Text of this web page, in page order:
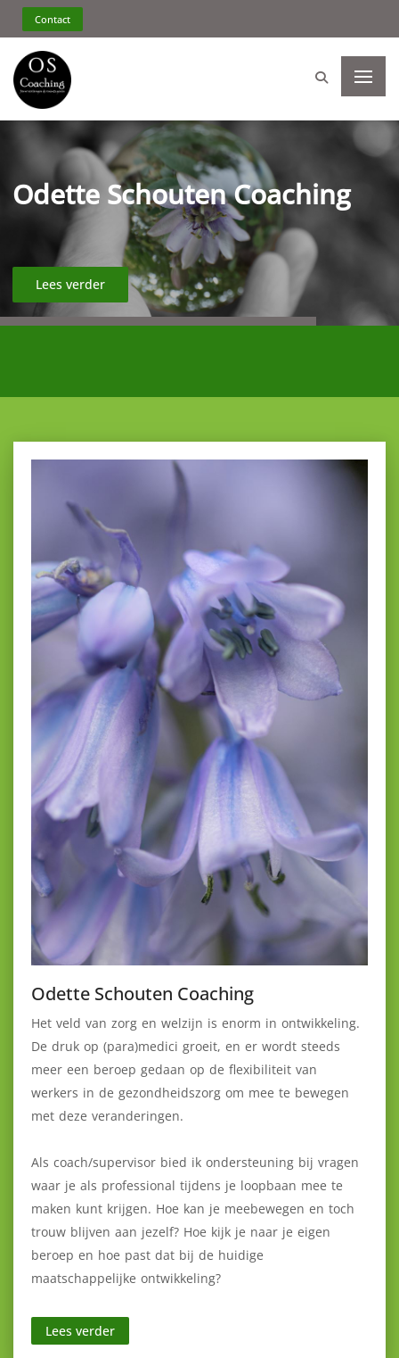
Odette Schouten Coaching
Contact
Odette Schouten Coaching
Lees verder
Odette Schouten Coaching
Het veld van zorg en welzijn is enorm in ontwikkeling.
De druk op (para)medici groeit, en er wordt steeds
meer een beroep gedaan op de flexibiliteit van
werkers in de gezondheidszorg om mee te bewegen
met deze veranderingen.
Als coach/supervisor bied ik ondersteuning bij vragen
waar je als professional tijdens je loopbaan mee te
maken kunt krijgen. Hoe kan je meebewegen en toch
trouw blijven aan jezelf? Hoe kijk je naar je eigen
beroep en hoe past dat bij de huidige
maatschappelijke ontwikkeling?
Lees verder